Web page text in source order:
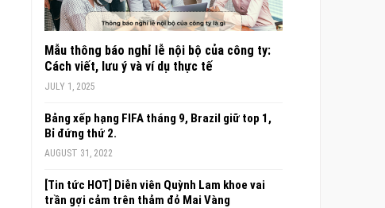
Mẫu thông báo nghỉ lễ nội bộ của công ty:
Cách viết, lưu ý và ví dụ thực tế
JULY 1, 2025
Bảng xếp hạng FIFA tháng 9, Brazil giữ top 1,
Bỉ đứng thứ 2.
AUGUST 31, 2022
[Tin tức HOT] Diễn viên Quỳnh Lam khoe vai
trần gợi cảm trên thảm đỏ Mai Vàng